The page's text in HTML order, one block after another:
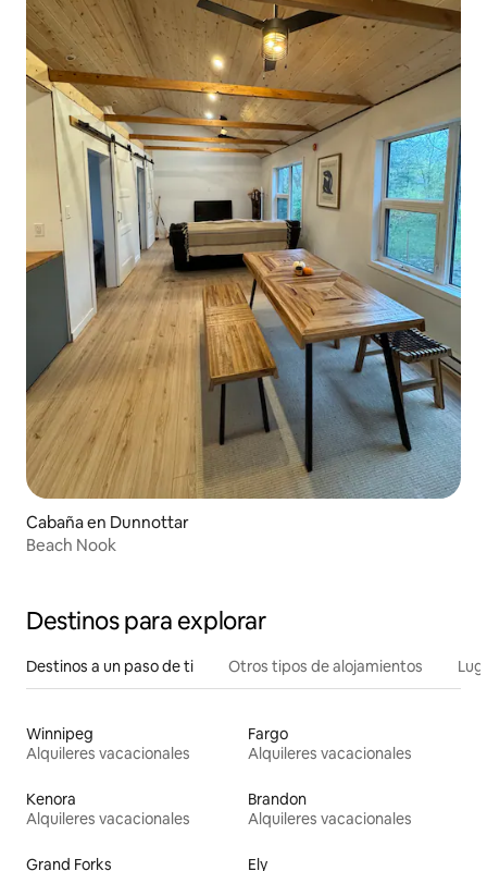
Cabaña en Dunnottar
Beach Nook
Destinos para explorar
Destinos a un paso de ti Otros tipos de alojamientos
Winnipeg
Alquileres vacacionales
Fargo
Alquileres vacacionales
Kenora
Alquileres vacacionales
Brandon
Alquileres vacacionales
Grand Forks Ely